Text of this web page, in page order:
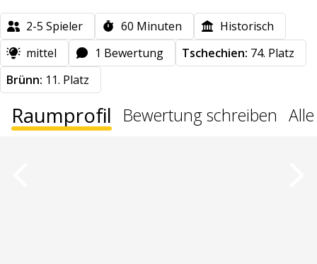
2-5 Spieler 60 Minuten
Historisch
mittel
1 Bewertung Tschechien: 74. Platz
Brünn: 11. Platz
Raumprofil Bewertung schreiben